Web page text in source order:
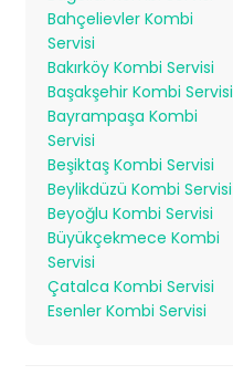
Bahçelievler Kombi
Servisi
Bakırköy Kombi Servisi
Başakşehir Kombi Servisi
Bayrampaşa Kombi
Servisi
Beşiktaş Kombi Servisi
Beylikdüzü Kombi Servisi
Beyoğlu Kombi Servisi
Büyükçekmece Kombi
Servisi
Çatalca Kombi Servisi
Esenler Kombi Servisi